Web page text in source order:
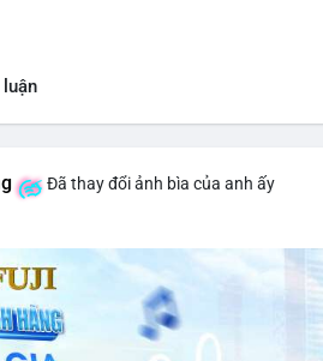
luận
Đã thay đổi ảnh bìa của anh ấy